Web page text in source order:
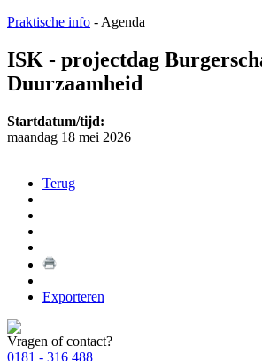
Praktische info - Agenda
ISK - projectdag
Duurzaamheid
Startdatum/tijd:
maandag 18 mei 2026
Terug
Exporteren
Vragen of contact?
0181 - 316 488